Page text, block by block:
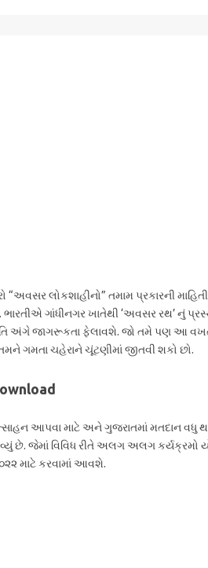
“અવસર લોકશાહીનો” તમામ પ્રકારની
ભારતીએ ગાંધીનગર ખાતેથી ‘અવસર રથ’ નું
અંગે જાગરૂકતા ફેલાવશે. જો તમે પણ આ
ગમતા ચહેરાને ચૂંટણીમાં જીતવી શકો છો.
આપવા માટે અને ગુજરાતમાં મતદાન વધુ
છે. જેમાં વિવિધ રીતે અલગ અલગ કર્યક્રમો
માટે કરવામાં આવશે.